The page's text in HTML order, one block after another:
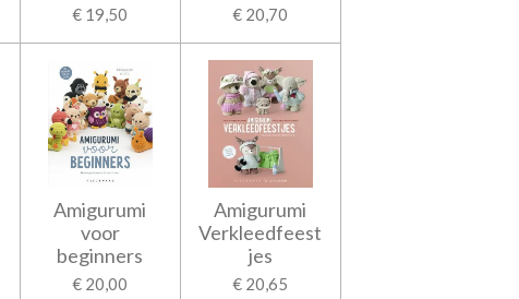
€ 19,50 € 20,70
Amigurumi
voor
beginners
€ 20,00
Amigurumi
Verkleedfeest
jes
€ 20,65